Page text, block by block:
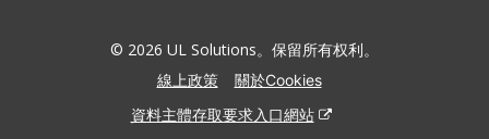
© 2026 UL Solutions。保留所有权利。
線上政策
關於Cookies
資料主體存取要求入口網站